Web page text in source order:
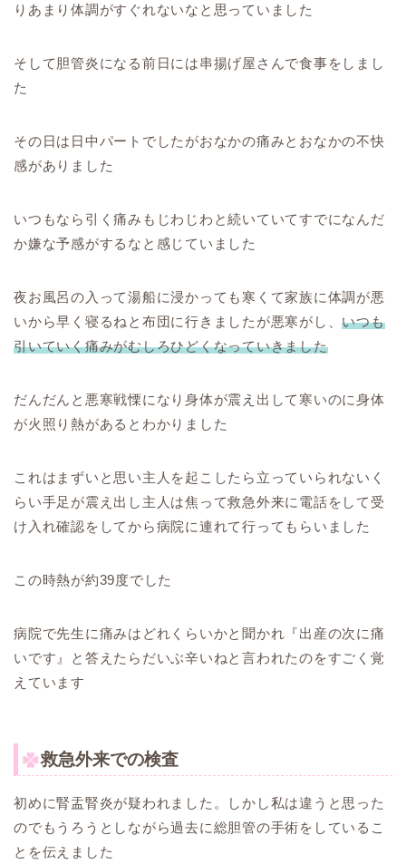
りあまり体調がすぐれないなと思っていました
そして胆管炎になる前日には串揚げ屋さんで食事をしまし
た
その日は日中パートでしたがおなかの痛みとおなかの不快
感がありました
いつもなら引く痛みもじわじわと続いていてすでになんだ
か嫌な予感がするなと感じていました
夜お風呂の入って湯船に浸かっても寒くて家族に体調が悪
いから早く寝るねと布団に行きましたが悪寒がし、いつも
引いていく痛みがむしろひどくなっていきました
だんだんと悪寒戦慄になり身体が震え出して寒いのに身体
が火照り熱があるとわかりました
これはまずいと思い主人を起こしたら立っていられないく
らい手足が震え出し主人は焦って救急外来に電話をして受
け入れ確認をしてから病院に連れて行ってもらいました
この時熱が約39度でした
病院で先生に痛みはどれくらいかと聞かれ『出産の次に痛
いです』と答えたらだいぶ辛いねと言われたのをすごく覚
えています
救急外来での検査
初めに腎盂腎炎が疑われました。しかし私は違うと思った
のでもうろうとしながら過去に総胆管の手術をしているこ
とを伝えました